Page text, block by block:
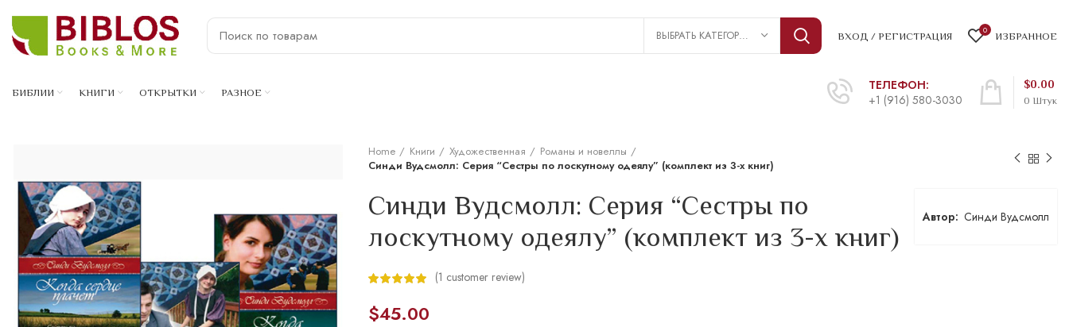
ВЫБРАТЬ КАТЕГОРИЮ ВХОД / РЕГИСТРАЦИЯ 0 ИЗБРАННОЕ
БИБЛИИ КНИГИ ОТКРЫТКИ РАЗНОЕ
ТЕЛЕФОН:
+1 (916) 580-3030
0 Штук
$0.00
Home Книги Художественная
Романы и новеллы
Синди Вудсмолл: Серия “Сестры по лоскутному одеялу” (комплект из 3-х книг)
Синди Вудсмолл
Синди Вудсмолл: Серия “Сестры по
лоскутному одеялу” (комплект из 3-х книг)
(1 customer review)
$45.00